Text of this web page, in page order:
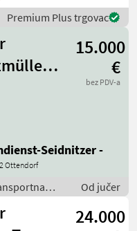
Premium Plus trgovac
15.000
€
bez PDV-a
Seidnitzer -
Ottendorf
Od jučer
24.000